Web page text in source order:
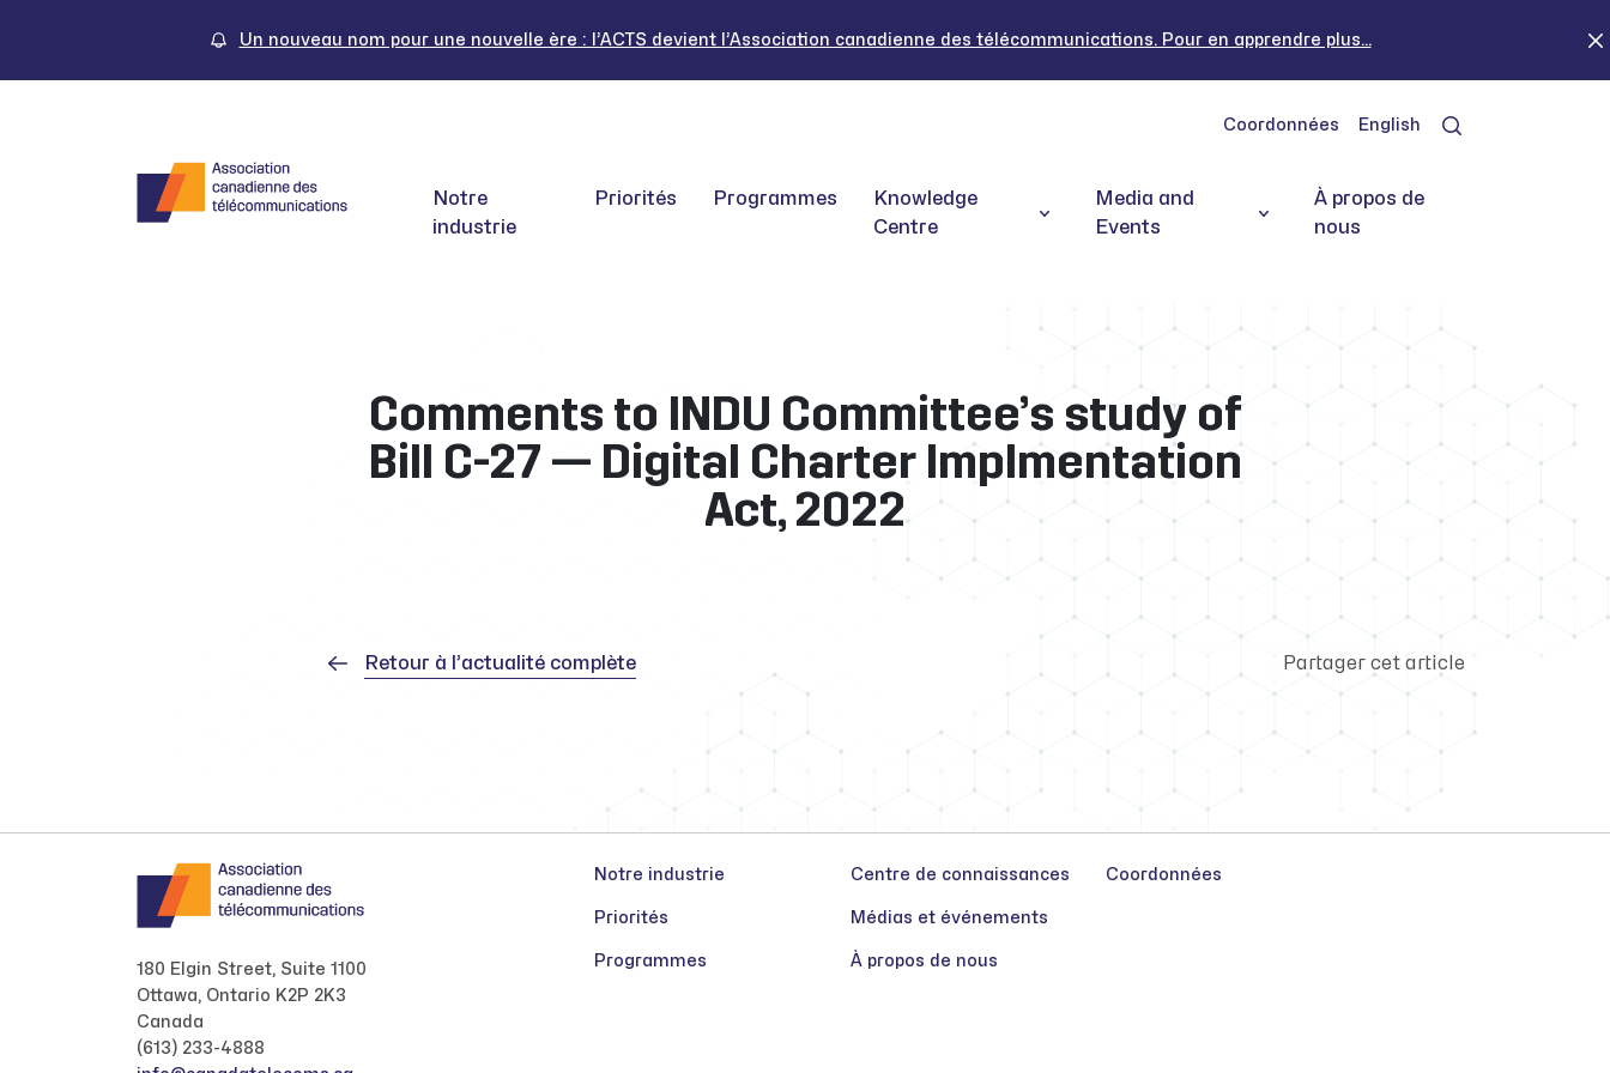
Un nouveau nom pour une nouvelle ère : l’ACTS devient l’Association canadienne des télécommunications. Pour en apprendre plus...
Coordonnées English
Notre
industrie
Priorités Programmes
Knowledge
Centre
Media and
Events
À propos de
nous
Comments to INDU Committee’s study of
Bill C-27 — Digital Charter Implmentation
Act, 2022
Retour à l’actualité complète Partager cet article
180 Elgin Street, Suite 1100
Ottawa, Ontario K2P 2K3
Canada
(613) 233-4888
Notre industrie
Priorités
Programmes
Centre de connaissances
Médias et événements
À propos de nous
Coordonnées